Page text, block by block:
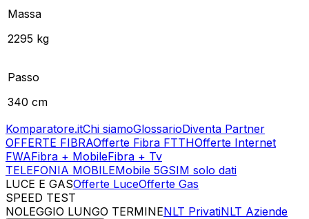
Massa
2295 kg
Passo
340 cm
Komparatore.itChi siamoGlossarioDiventa Partner
OFFERTE FIBRAOfferte Fibra FTTHOfferte Internet
FWAFibra + MobileFibra + Tv
TELEFONIA MOBILEMobile 5GSIM solo dati
LUCE E GASOfferte LuceOfferte Gas
SPEED TEST
NOLEGGIO LUNGO TERMINENLT PrivatiNLT Aziende